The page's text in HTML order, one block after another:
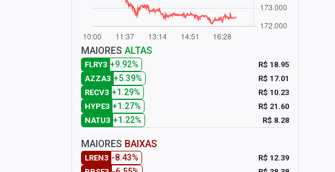
MAIORES ALTAS
FLRY3 +9.92%
R$ 18.95
AZZA3 +5.39%
R$ 17.01
RECV3 +1.29%
R$ 10.23
HYPE3 +1.27%
R$ 21.60
NATU3 +1.22% R$ 8.28
MAIORES BAIXAS
LREN3 -8.43%
R$ 12.39